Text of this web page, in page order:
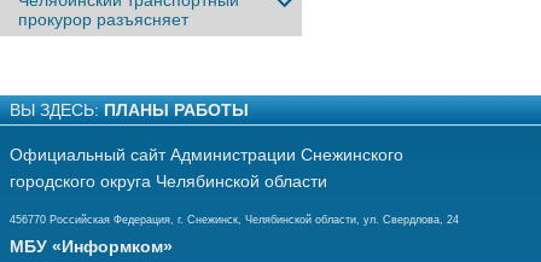
прокурор разъясняет
ВЫ ЗДЕСЬ: ПЛАНЫ РАБОТЫ
Официальный сайт Администрации Снежинского
городского округа Челябинской области
456770 Российская Федерация, г. Снежинск, Челябинской области, ул. Свердлова, 24
МБУ «Информком»